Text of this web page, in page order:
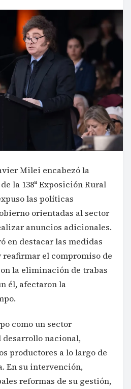
Milei encabezó la
la 138ª Exposición Rural
las políticas
orientadas al sector
anuncios adicionales.
en destacar las medidas
el compromiso de
la eliminación de trabas
él, afectaron la
como un sector
nacional,
productores a lo largo de
En su intervención,
reformas de su gestión,